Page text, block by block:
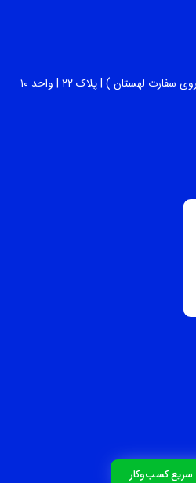
لهستان ) | پلاک ۲۲ | واحد ۱۰
کسب‌و‌کار